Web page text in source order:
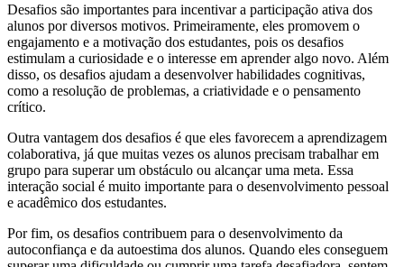
Desafios são importantes para incentivar a participação ativa dos
alunos por diversos motivos. Primeiramente, eles promovem o
engajamento e a motivação dos estudantes, pois os desafios
estimulam a curiosidade e o interesse em aprender algo novo. Além
disso, os desafios ajudam a desenvolver habilidades cognitivas,
como a resolução de problemas, a criatividade e o pensamento
crítico.
Outra vantagem dos desafios é que eles favorecem a aprendizagem
colaborativa, já que muitas vezes os alunos precisam trabalhar em
grupo para superar um obstáculo ou alcançar uma meta. Essa
interação social é muito importante para o desenvolvimento pessoal
e acadêmico dos estudantes.
Por fim, os desafios contribuem para o desenvolvimento da
autoconfiança e da autoestima dos alunos. Quando eles conseguem